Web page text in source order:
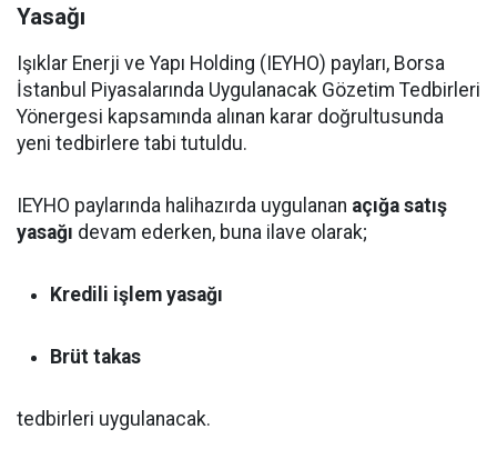
Yasağı
Işıklar Enerji ve Yapı Holding (IEYHO) payları, Borsa
İstanbul Piyasalarında Uygulanacak Gözetim Tedbirleri
Yönergesi kapsamında alınan karar doğrultusunda
yeni tedbirlere tabi tutuldu.
IEYHO paylarında halihazırda uygulanan açığa satış
yasağı devam ederken, buna ilave olarak;
Kredili işlem yasağı
Brüt takas
tedbirleri uygulanacak.